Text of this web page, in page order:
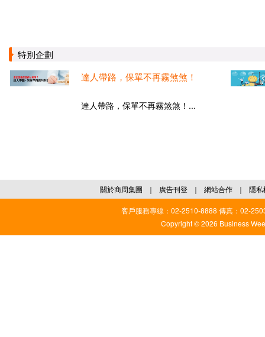
特別企劃
達人帶路，保單不再霧煞煞！
達人帶路，保單不再霧煞煞！...
關於商周集團 ｜ 廣告刊登 ｜ 網站合作 ｜ 隱私
客戶服務專線：02-2510-8888 傳真：02-
Copyright © 2026 Business